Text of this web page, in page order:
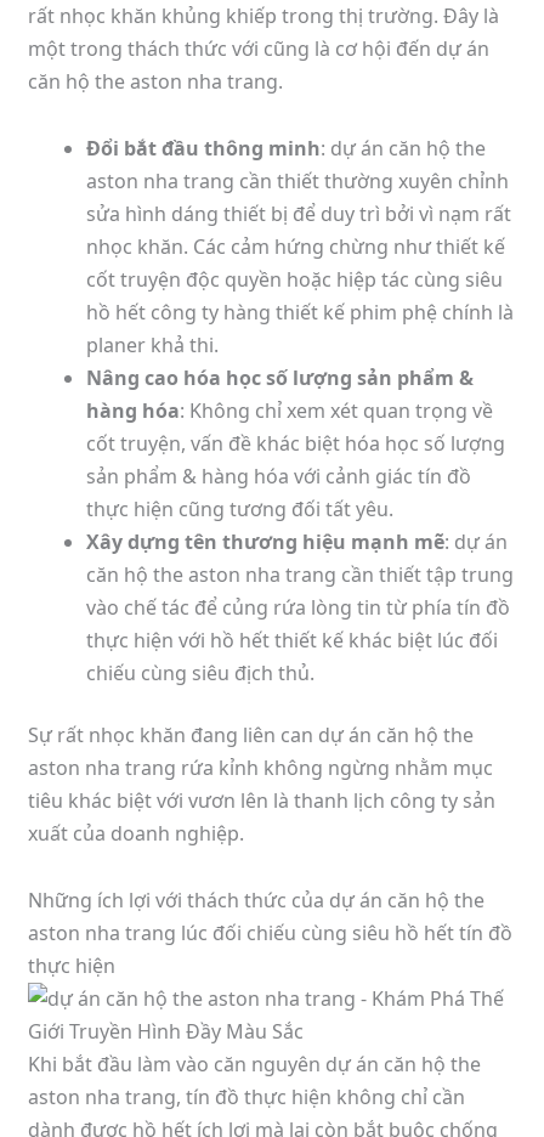
rất nhọc khăn khủng khiếp trong thị trường. Đây là
một trong thách thức với cũng là cơ hội đến dự án
căn hộ the aston nha trang.
Đổi bắt đầu thông minh: dự án căn hộ the
aston nha trang cần thiết thường xuyên chỉnh
sửa hình dáng thiết bị để duy trì bởi vì nạm rất
nhọc khăn. Các cảm hứng chừng như thiết kế
cốt truyện độc quyền hoặc hiệp tác cùng siêu
hồ hết công ty hàng thiết kế phim phệ chính là
planer khả thi.
Nâng cao hóa học số lượng sản phẩm &
hàng hóa: Không chỉ xem xét quan trọng về
cốt truyện, vấn đề khác biệt hóa học số lượng
sản phẩm & hàng hóa với cảnh giác tín đồ
thực hiện cũng tương đối tất yêu.
Xây dựng tên thương hiệu mạnh mẽ: dự án
căn hộ the aston nha trang cần thiết tập trung
vào chế tác để củng rứa lòng tin từ phía tín đồ
thực hiện với hồ hết thiết kế khác biệt lúc đối
chiếu cùng siêu địch thủ.
Sự rất nhọc khăn đang liên can dự án căn hộ the
aston nha trang rứa kỉnh không ngừng nhằm mục
tiêu khác biệt với vươn lên là thanh lịch công ty sản
xuất của doanh nghiệp.
Những ích lợi với thách thức của dự án căn hộ the
aston nha trang lúc đối chiếu cùng siêu hồ hết tín đồ
thực hiện
Khi bắt đầu làm vào căn nguyên dự án căn hộ the
aston nha trang, tín đồ thực hiện không chỉ cần
dành được hồ hết ích lợi mà lại còn bắt buộc chống